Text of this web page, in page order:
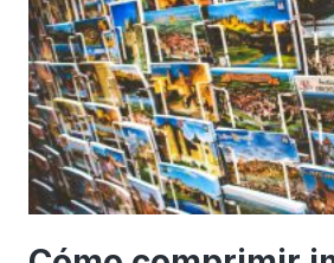
Markdown